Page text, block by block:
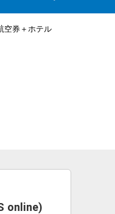
空券＋ホテル
online)